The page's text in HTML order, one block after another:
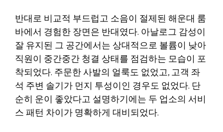
반대로 비교적 부드럽고 소음이 절제된 해운대 룸
바에서 경험한 장면은 반대였다. 아날로그 감성이
잘 유지된 그 공간에서는 상대적으로 볼륨이 낮아
직원이 중간중간 청결 상태를 점검하는 모습이 포
착되었다. 주문한 사발의 얼룩도 없었고, 고객 좌
석 주변 솔기가 먼지 투성이인 경우도 없었다. 단
순히 운이 좋았다고 설명하기에는 두 업소의 서비
스 패턴 차이가 명확하게 대비되었다.